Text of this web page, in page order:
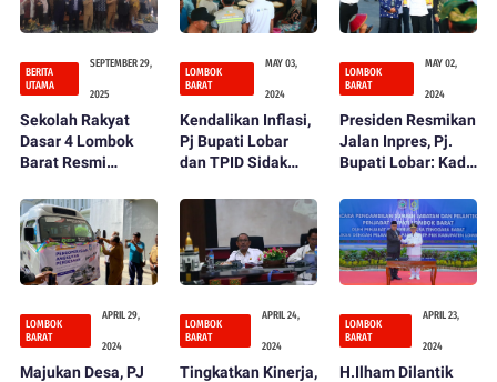
BERITA
UTAMA
SEPTEMBER 29,
2025
Sekolah Rakyat
Dasar 4 Lombok
Barat Resmi
Tegaskan
Komitmen Perluas
Akses Pendidikan
LOMBOK
BARAT
MAY 03,
2024
Kendalikan Inflasi,
Pj Bupati Lobar
dan TPID Sidak
LOMBOK
BARAT
MAY 02,
2024
Presiden Resmikan
Jalan Inpres, Pj.
Bupati Lobar: Kado
66 Lombok Barat
LOMBOK
BARAT
APRIL 29,
2024
Majukan Desa, PJ
LOMBOK
BARAT
APRIL 24,
2024
Tingkatkan Kinerja,
LOMBOK
BARAT
APRIL 23,
2024
H.Ilham Dilantik